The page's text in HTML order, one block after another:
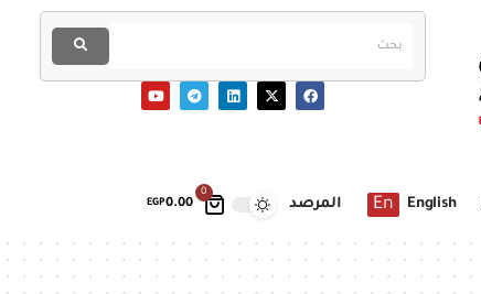
0
EGP0.00 English
En المرصد